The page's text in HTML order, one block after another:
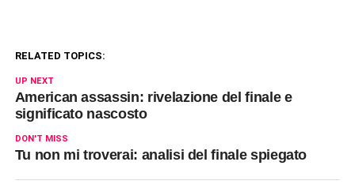
RELATED TOPICS:
UP NEXT
American assassin: rivelazione del finale e
significato nascosto
DON'T MISS
Tu non mi troverai: analisi del finale spiegato